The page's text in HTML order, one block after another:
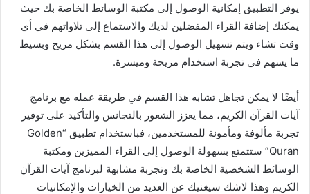
يوفر التطبيق إمكانية الوصول إلى مكتبة الوسائط الخاصة بك حيث
يمكنك إضافة القراء المفضلين لديك والاستماع إلى تلاواتهم في أي
وقت تشاء ويتم تسهيل الوصول إلى هذا القسم بشكل مريح وبسيط
ما يسهم في تجربة استخدام مريحة وميسرة.
أيضًا لا يمكن تجاهل تشابه هذا القسم في طريقة عمله مع برنامج
آيات القرآن الكريم، مما يعزز الشعور بالتجانس والتأكيد على توفير
تجربة مألوفة ومأمونة للمستخدمين، فباستخدام تطبيق “Golden
Quran” ستتمتع بسهولة الوصول إلى القراء المميزين ومكتبة
الوسائط الشخصية الخاصة بك وتجربة مشابهة لبرنامج آيات القرآن
الكريم وهذا لاشك سيغنيك عن العديد من الخيارات والإمكانيات